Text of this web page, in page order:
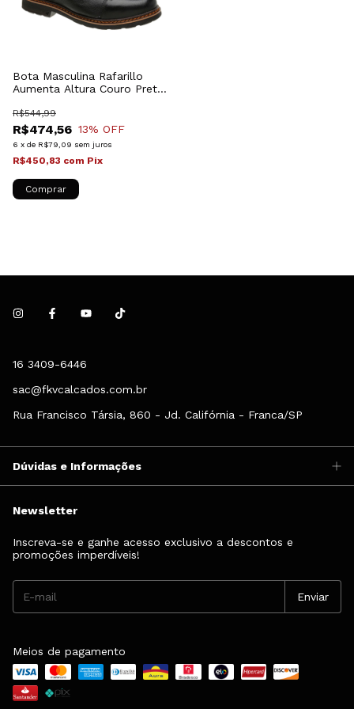
Bota Masculina Rafarillo
Aumenta Altura Couro Preto
R$474,56
R$544,99
13% OFF
6 x de R$79,09 sem juros
R$450,83 com Pix
Comprar
16 3409-6446
sac@fkvcalcados.com.br
Rua Francisco Társia, 860 - Jd. Califórnia - Franca/SP
Dúvidas e Informações
Newsletter
Inscreva-se e ganhe acesso exclusivo a descontos e
promoções imperdíveis!
Meios de pagamento